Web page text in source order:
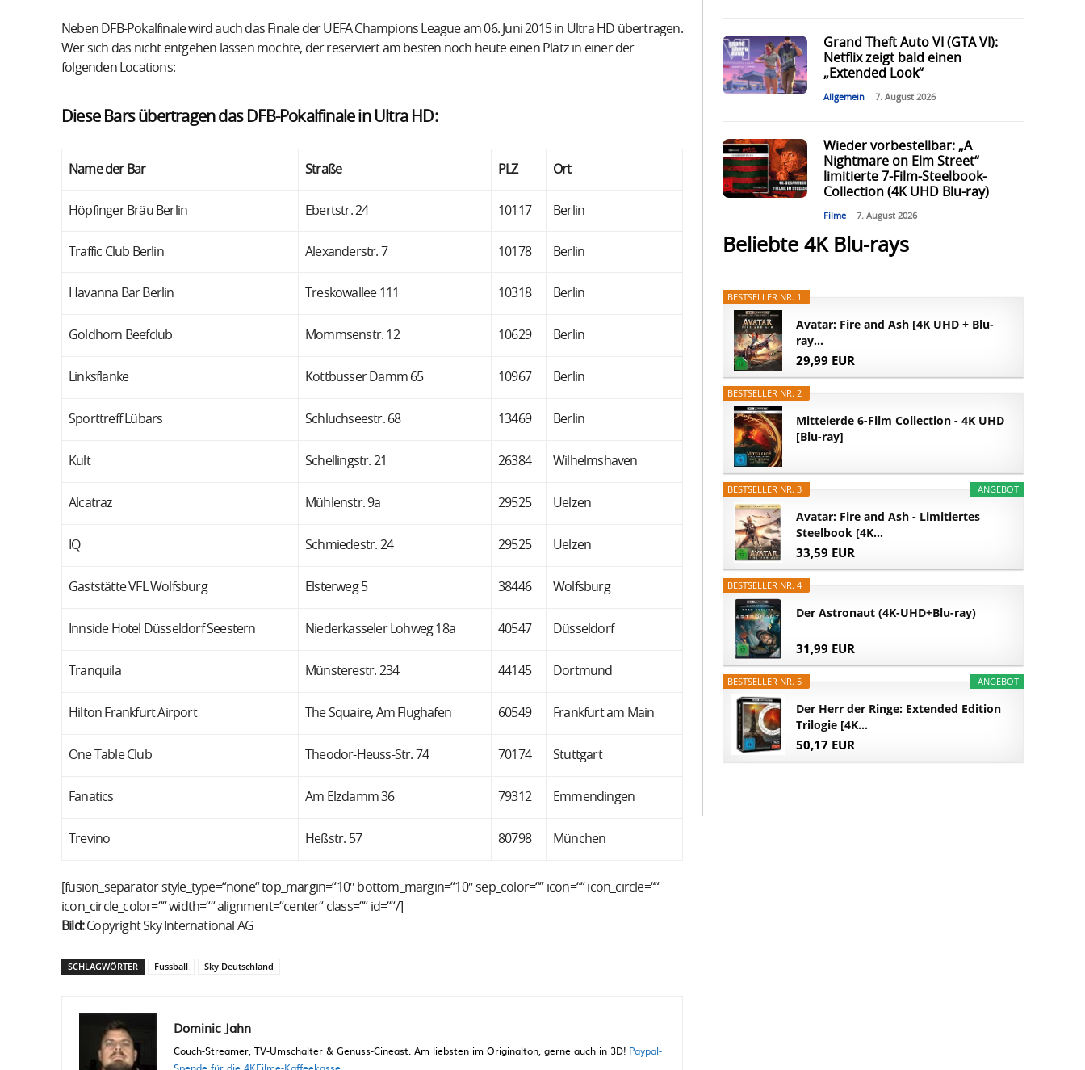
Neben DFB-Pokalfinale wird auch das Finale der UEFA Champions League am 06. Juni 2015 in Ultra HD übertragen.
Wer sich das nicht entgehen lassen möchte, der reserviert am besten noch heute einen Platz in einer der
folgenden Locations:
Diese Bars übertragen das DFB-Pokalfinale in Ultra HD:
Name der Bar Straße PLZ Ort
Höpfinger Bräu Berlin Ebertstr. 24 10117 Berlin
Traffic Club Berlin Alexanderstr. 7 10178 Berlin
Havanna Bar Berlin Treskowallee 111 10318 Berlin
Goldhorn Beefclub Mommsenstr. 12 10629 Berlin
Linksflanke Kottbusser Damm 65 10967 Berlin
Sporttreff Lübars Schluchseestr. 68 13469 Berlin
Kult Schellingstr. 21 26384 Wilhelmshaven
Alcatraz Mühlenstr. 9a 29525 Uelzen
IQ Schmiedestr. 24 29525 Uelzen
Gaststätte VFL Wolfsburg Elsterweg 5 38446 Wolfsburg
Innside Hotel Düsseldorf Seestern Niederkasseler Lohweg 18a 40547 Düsseldorf
Tranquila Münsterestr. 234 44145 Dortmund
Hilton Frankfurt Airport The Squaire, Am Flughafen 60549 Frankfurt am Main
One Table Club Theodor-Heuss-Str. 74 70174 Stuttgart
Fanatics Am Elzdamm 36 79312 Emmendingen
Trevino Heßstr. 57 80798 München
[fusion_separator style_type=“none“ top_margin=“10″ bottom_margin=“10″ sep_color=““ icon=““ icon_circle=““
icon_circle_color=““ width=““ alignment=“center“ class=““ id=““/]
Bild:Copyright Sky International AG
SCHLAGWÖRTER Fussball Sky Deutschland
Dominic Jahn
Couch-Streamer, TV-Umschalter & Genuss-Cineast. Am liebsten im Originalton, gerne auch in 3D! Paypal-
Grand Theft Auto VI (GTA VI):
Netflix zeigt bald einen
„Extended Look“
Allgemein 7. August 2026
Wieder vorbestellbar: „A
Nightmare on Elm Street“
limitierte 7-Film-Steelbook-
Collection (4K UHD Blu-ray)
Filme 7. August 2026
Beliebte 4K Blu-rays
BESTSELLER NR. 1
Avatar: Fire and Ash [4K UHD + Blu-
ray...
29,99 EUR
BESTSELLER NR. 2
Mittelerde 6-Film Collection - 4K UHD
[Blu-ray]
ANGEBOT
BESTSELLER NR. 3
Avatar: Fire and Ash - Limitiertes
Steelbook [4K...
33,59 EUR
BESTSELLER NR. 4
Der Astronaut (4K-UHD+Blu-ray)
31,99 EUR
ANGEBOT
BESTSELLER NR. 5
Der Herr der Ringe: Extended Edition
Trilogie [4K...
50,17 EUR